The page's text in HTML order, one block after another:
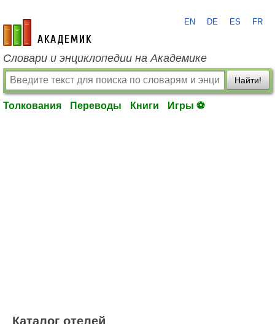
academic.ru
EN DE ES FR
Словари и энциклопедии на Академике
Найти!
Толкования Переводы Книги Игры ⚽
Каталог отелей